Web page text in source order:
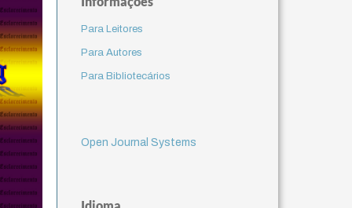
Para Leitores
Para Autores
Para Bibliotecários
Open Journal Systems
Idioma